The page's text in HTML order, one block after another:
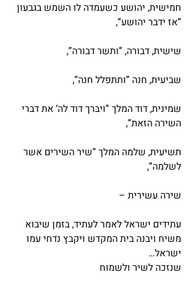
חמישית, יהושע כשעמדה לו השמש בגבעון
”אז ידבר יהושע”,
שישית, דבורה, ”ותשר דבורה”,
שביעית, חנה ”ותתפלל חנה”,
שמינית, דוד המלך ”ויברך דוד לה’ את דברי
השירה הזאת”,
תשיעית, שלמה המלך ”שיר השירים אשר
לשלמה”,
שירה עשירית –
עתידים ישראל לאמר לעתיד, בזמן שיבוא
משיח ויבנה בית המקדש ויקבץ נדחי עמו
ישראל…
שנזכה לשיר ולשמוח